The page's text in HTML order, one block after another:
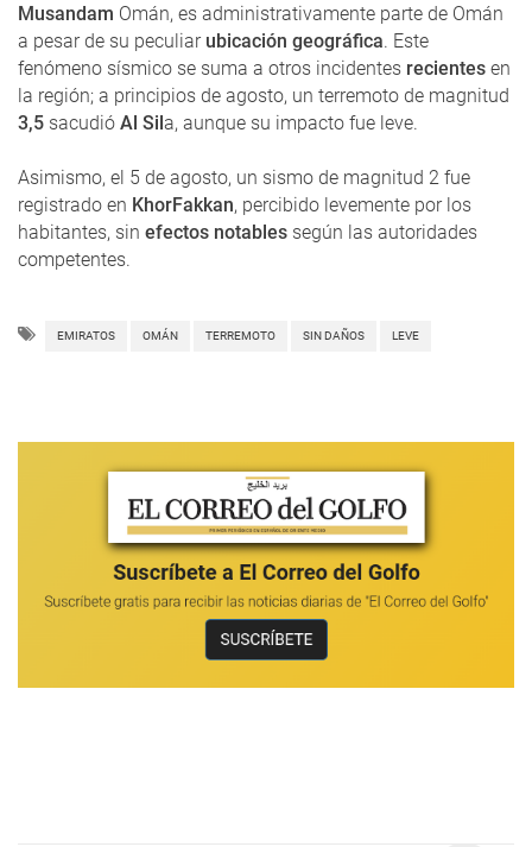
Musandam Omán, es administrativamente parte de Omán
a pesar de su peculiar ubicación geográfica. Este
fenómeno sísmico se suma a otros incidentes recientes en
la región; a principios de agosto, un terremoto de magnitud
3,5 sacudió Al Sila, aunque su impacto fue leve.
Asimismo, el 5 de agosto, un sismo de magnitud 2 fue
registrado en KhorFakkan, percibido levemente por los
habitantes, sin efectos notables según las autoridades
competentes.
EMIRATOS OMÁN TERREMOTO SIN DAÑOS LEVE